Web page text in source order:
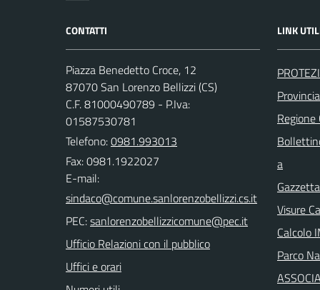
CONTATTI
Piazza Benedetto Croce, 12
87070 San Lorenzo Bellizzi (CS)
C.F. 81000490789 - P.Iva:
01587530781
Telefono:0981.993013
Fax: 0981.1922027
E-mail:
PEC:
Ufficio Relazioni con il pubblico
Uffici e orari
LINK
Regione
a
Visure
Calcolo
Parco